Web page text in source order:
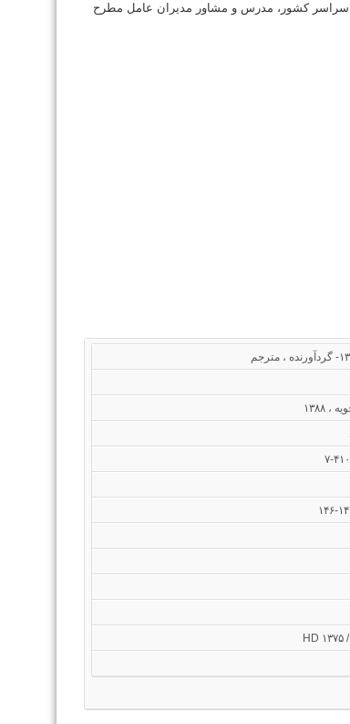
کشور، مدرس و مشاور مدیران عامل مطرح
۱۳۸۸